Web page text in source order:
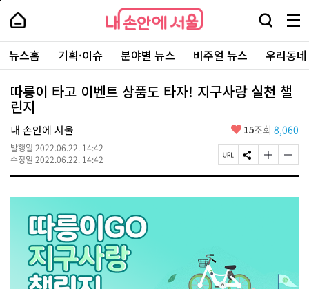
본
로
가
내
손
안
에
서
울
-
서
울
시
대
표
소
통
포
내
손
에
울
검
창
열
기
메
뉴
전
체
보
주
요
서
뉴스홈 기획·이슈 분야별 뉴스 비주얼 뉴스 우리동
따릉이 타고 이벤트 상품도 타자! 지구사랑 실천 챌
린지
내 손안에 서울
발행일 2022.06.22. 14:42
수정일 2022.06.22. 14:42
좋
요
15조회 8,060
페
이
U
S
N
공
글
자
기
글
자
기
페
상
단
로